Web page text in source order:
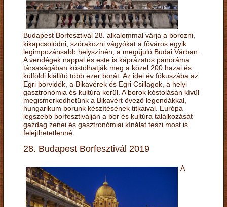
Budapest Borfesztivál 28. alkalommal várja a borozni,
kikapcsolódni, szórakozni vágyókat a főváros egyik
legimpozánsabb helyszínén, a megújuló Budai Várban.
A vendégek nappal és este is káprázatos panoráma
társaságában kóstolhatják meg a közel 200 hazai és
külföldi kiállító több ezer borát. Az idei év fókuszába az
Egri borvidék, a Bikavérek és Egri Csillagok, a helyi
gasztronómia és kultúra kerül. A borok kóstolásán kívül
megismerkedhetünk a Bikavért övező legendákkal,
hungarikum borunk készítésének titkaival. Európa
legszebb borfesztiválján a bor és kultúra találkozását
gazdag zenei és gasztronómiai kínálat teszi most is
felejthetetlenné.
28. Budapest Borfesztivál 2019
A